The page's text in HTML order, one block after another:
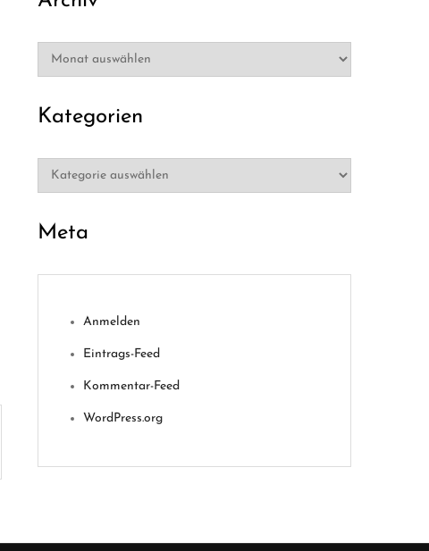
Archiv
Kategorien
Kategorien
Meta
Anmelden
Eintrags-Feed
Kommentar-Feed
WordPress.org